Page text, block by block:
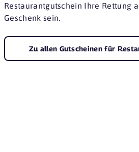
Restaurantgutschein Ihre Rettung
Geschenk sein.
Zu allen Gutscheinen für